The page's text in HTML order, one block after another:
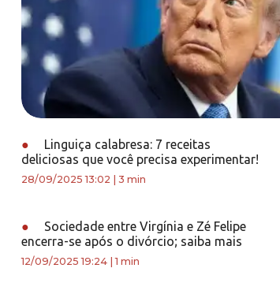
●
Linguiça calabresa: 7 receitas
deliciosas que você precisa experimentar!
28/09/2025 13:02 3 min
●
Sociedade entre Virgínia e Zé Felipe
encerra-se após o divórcio; saiba mais
12/09/2025 19:24 |1 min